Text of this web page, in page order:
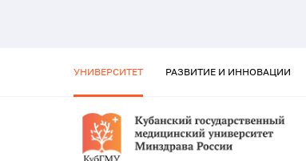
УНИВЕРСИТЕТ РАЗВИТИЕ И ИННОВАЦИИ